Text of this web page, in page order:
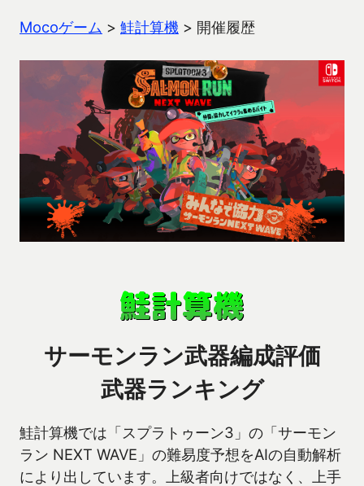
Mocoゲーム > 鮭計算機 > 開催履歴
サーモンラン武器編成評価
武器ランキング
鮭計算機では「スプラトゥーン3」の「サーモン
ラン NEXT WAVE」の難易度予想をAIの自動解析
により出しています。上級者向けではなく、上手